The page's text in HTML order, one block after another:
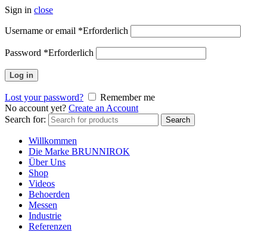
Sign in close
Username or email *Erforderlich
Password *Erforderlich
Log in
Lost your password?
Remember me
No account yet? Create an Account
Search for:
Search
Willkommen
Die Marke BRUNNIROK
Über Uns
Shop
Videos
Behoerden
Messen
Industrie
Referenzen